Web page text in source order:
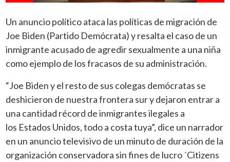
Un anuncio político ataca las políticas de migración de
Joe Biden (Partido Demócrata) y resalta el caso de un
inmigrante acusado de agredir sexualmente a una niña
como ejemplo de los fracasos de su administración.
“Joe Biden y el resto de sus colegas demócratas se
deshicieron de nuestra frontera sur y dejaron entrar a
una cantidad récord de inmigrantes ilegales a
los Estados Unidos, todo a costa tuya”, dice un narrador
en un anunciotelevisivo de un minuto de duración de la
organización conservadora sinfines de lucro ´Citizens